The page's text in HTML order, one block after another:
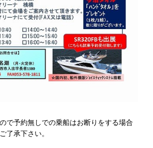
で予約無しでの乗船はお断りをする場合
了承下さい。